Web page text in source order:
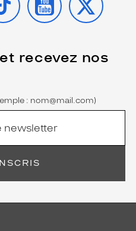
recevez nos
: nom@mail.com)